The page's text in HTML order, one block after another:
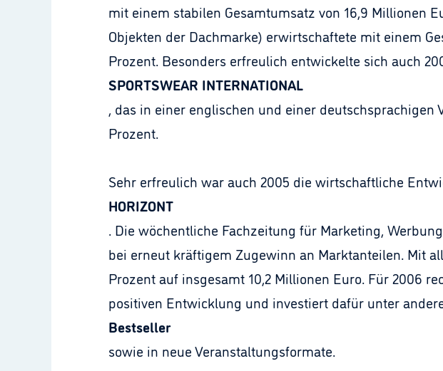
mit einem stabilen Gesamtumsatz von 16,9 Millionen
Objekten der Dachmarke) erwirtschaftete mit einem
Prozent. Besonders erfreulich entwickelte sich auch
SPORTSWEAR INTERNATIONAL
, das in einer englischen und einer
Prozent.
Sehr erfreulich war auch 2005 die wirtschaftliche
HORIZONT
. Die wöchentliche Fachzeitung für Marketing,
bei erneut kräftigem Zugewinn an Marktanteilen. Mit
Prozent auf insgesamt 10,2 Millionen Euro. Für 2006
positiven Entwicklung und investiert dafür unter
Bestseller
sowie in neue Veranstaltungsformate.